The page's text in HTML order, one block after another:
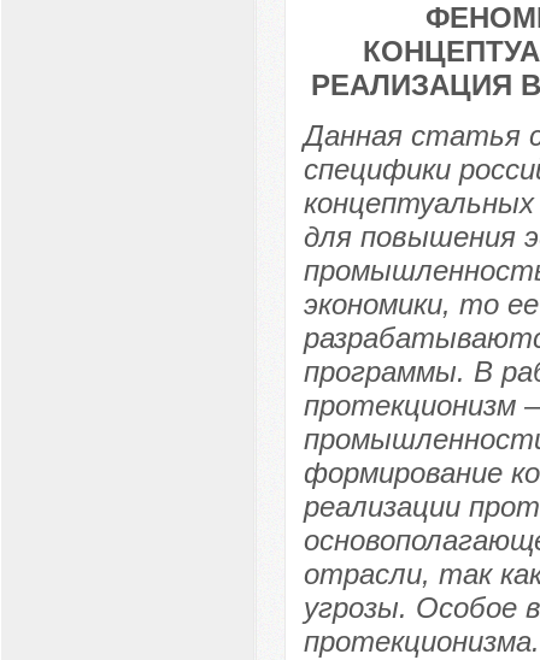
РЕАЛИЗАЦИЯ
Данная статья
специфики
для повышения
экономики, то
программы. В
протекционизм
формирование
реализации
отрасли, так
угрозы. Особое
протекционизма.